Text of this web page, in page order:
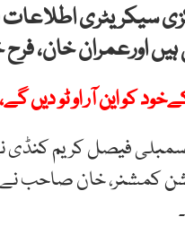
سیکریٹری
خان، فرح
کو این آر او ٹو دیں
فیصل کریم کنڈی
کمشنر، خان صاحب